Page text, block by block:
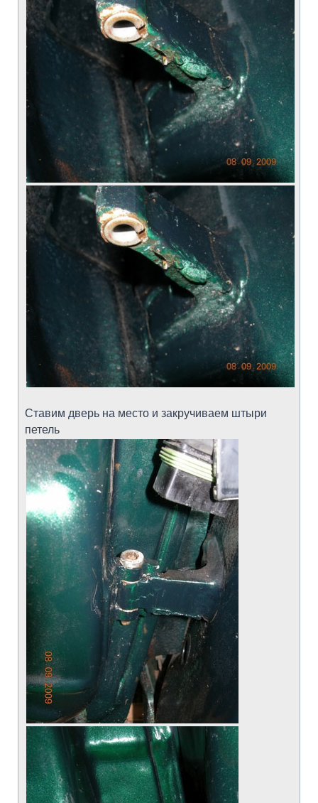
Ставим дверь на место и закручиваем штыри
петель